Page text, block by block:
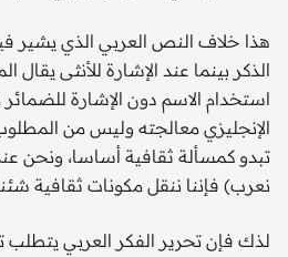
هذا خلاف النص العربي الذي يشير
الذكر بينما عند الإشارة للأنثى يقال
استخدام الاسم دون الإشارة للضمائر
الإنجليزي معالجته وليس من
تبدو كمسألة ثقافية أساسا، ونحن
نعرب) فإننا ننقل مكونات ثقافية شئنا
لذك فإن تحرير الفكر العربي يتطلب